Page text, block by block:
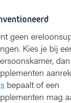
geen
Kies je bij
bepaalt of een
mag